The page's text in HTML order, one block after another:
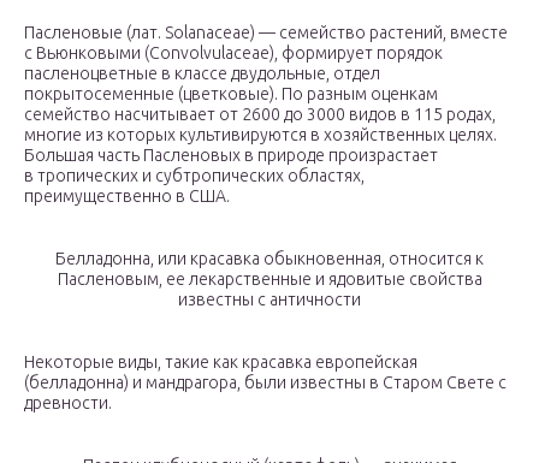
Пасленовые (лат. Solanaceae) — семейство растений, вместе
с Вьюнковыми (Convolvulaceae), формирует порядок
пасленоцветные в классе двудольные, отдел
покрытосеменные (цветковые). По разным оценкам
семейство насчитывает от 2600 до 3000 видов в 115 родах,
многие из которых культивируются в хозяйственных целях.
Большая часть Пасленовых в природе произрастает
в тропических и субтропических областях,
преимущественно в США.
Белладонна, или красавка обыкновенная, относится к
Пасленовым, ее лекарственные и ядовитые свойства
известны с античности
Некоторые виды, такие как красавка европейская
(белладонна) и мандрагора, были известны в Старом Свете с
древности.